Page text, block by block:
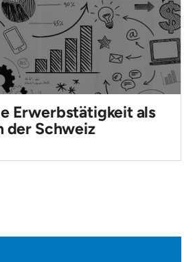
Erwerbstätigkeit als
der Schweiz